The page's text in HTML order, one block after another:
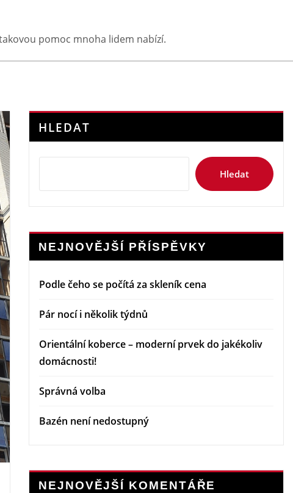
pomoc mnoha lidem nabízí.
HLEDAT
Hledat
NEJNOVĚJŠÍ PŘÍSPĚVKY
Podle čeho se počítá za skleník cena
Pár nocí i několik týdnů
Orientální koberce – moderní prvek do jakékoliv
domácnosti!
Správná volba
Bazén není nedostupný
NEJNOVĚJŠÍ KOMENTÁŘE